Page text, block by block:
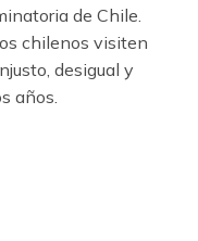
de Chile.
chilenos visiten
desigual y
años.